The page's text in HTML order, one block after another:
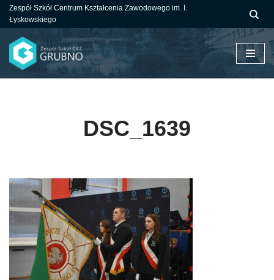
do
treści
Zespół Szkół Centrum Kształcenia Zawodowego im. I.
Łyskowskiego
DSC_1639